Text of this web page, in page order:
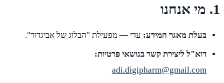
1. מי אנחנו
בעלת מאגר המידע: עדי — מפעילת "הבלוג של אביגדור".
דוא"ל ליצירת קשר בנושאי פרטיות:
adi.digipharm@gmail.com